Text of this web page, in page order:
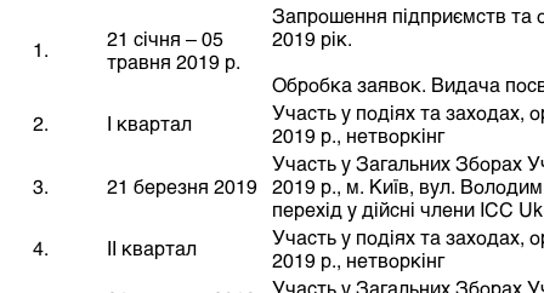
1.
21 січня – 05
травня 2019 р.
Запрошення підприємств та
2019 рік.
Обробка заявок. Видача
2.
І квартал
Участь у подіях та заходах,
2019 р., нетворкінг
3. 21 березня 2019
Участь у Загальних Зборах
2019 р., м. Київ, вул.
перехід у дійсні члени ICC
4.
ІІ квартал
Участь у подіях та заходах,
2019 р., нетворкінг
Участь у Загальних Зборах